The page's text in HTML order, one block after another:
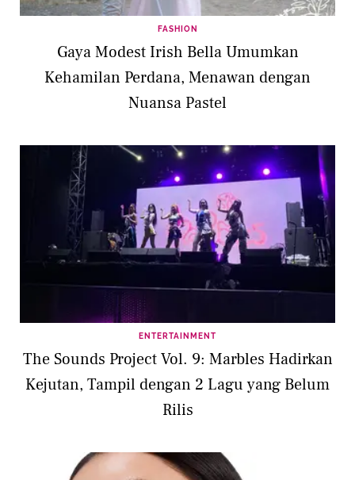
FASHION
Gaya Modest Irish Bella Umumkan
Kehamilan Perdana, Menawan dengan
Nuansa Pastel
ENTERTAINMENT
The Sounds Project Vol. 9: Marbles Hadirkan
Kejutan, Tampil dengan 2 Lagu yang Belum
Rilis